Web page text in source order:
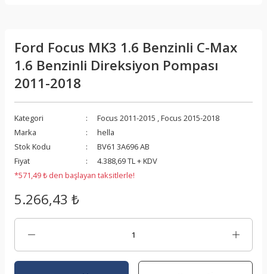
Ford Focus MK3 1.6 Benzinli C-Max
1.6 Benzinli Direksiyon Pompası
2011-2018
Kategori Focus 2011-2015 ,Focus 2015-2018
Marka
hella
Stok Kodu
BV61 3A696 AB
Fiyat
4.388,69 TL + KDV
*571,49 ₺ den başlayan taksitlerle!
5.266,43 ₺